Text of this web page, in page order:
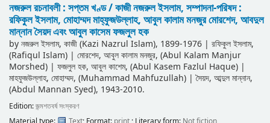
নজরুল রচনাবলী : সপ্তম খণ্ড /কাজী নজরুল ইসলাম, সম্পাদনা-পরিষদ :
রফিকুল ইসলাম, মোহাম্মদ মাহ্‌ফুজউল্লাহ, আবুল কালাম মনজুর মোরশেদ, আবদুল
মান্নান সৈয়দ এবং আবুল কাসেম ফজলুল হক
byনজরুল ইসলাম, কাজী (Kazi Nazrul Islam), 1899-1976| রফিকুল ইসলাম,
(Rafiqul Islam)| মোরশেদ, আবুল কালাম মনজুর, (Abul Kalam Manjur
Morshed)| ফজলুল হক, আবুল কাশেম, (Abul Kasem Fazlul Haque)|
মাহফুজউল্লাহ, মোহাম্মদ, (Muhammad Mahfuzullah)|সৈয়দ, আব্দুল মান্নান,
(Abdul Mannan Syed), 1943-2010.
Edition:জন্মশতবর্ষ সংস্করণ